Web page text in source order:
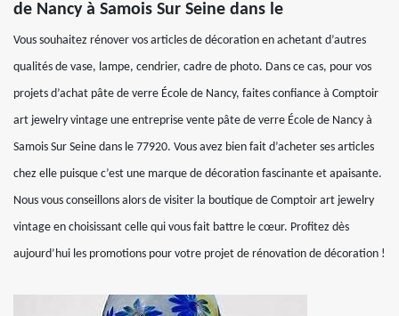
de Nancy à Samois Sur Seine dans le
Vous souhaitez rénover vos articles de décoration en achetant d’autres
qualités de vase, lampe, cendrier, cadre de photo. Dans ce cas, pour vos
projets d’achat pâte de verre École de Nancy, faites confiance à Comptoir
art jewelry vintage une entreprise vente pâte de verre École de Nancy à
Samois Sur Seine dans le 77920. Vous avez bien fait d’acheter ses articles
chez elle puisque c’est une marque de décoration fascinante et apaisante.
Nous vous conseillons alors de visiter la boutique de Comptoir art jewelry
vintage en choisissant celle qui vous fait battre le cœur. Profitez dès
aujourd’hui les promotions pour votre projet de rénovation de décoration !